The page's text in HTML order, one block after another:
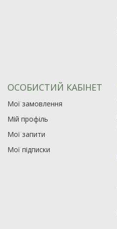
ОСОБИСТИЙ КАБІНЕТ
Мої замовлення
Мій профіль
Мої запити
Мої підписки